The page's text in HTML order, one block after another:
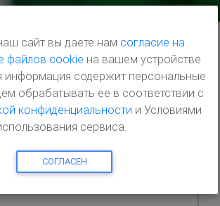
сайт вы даете нам согласие на
файлов cookie на вашем устройстве
информация содержит персональные
обрабатывать ее в соответствии с
конфиденциальности и Условиями
сервиса.
СОГЛАСЕН
Шато"